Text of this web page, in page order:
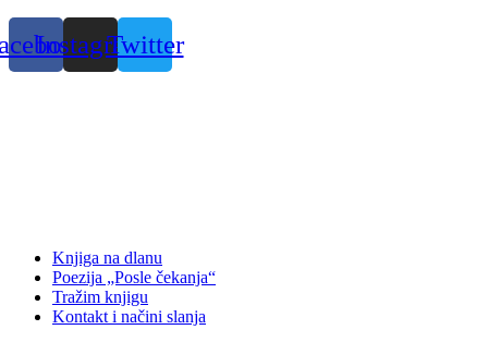
InstagramTwitter
Knjiga na dlanu
Poezija „Posle čekanja“
Tražim knjigu
Kontakt i načini slanja